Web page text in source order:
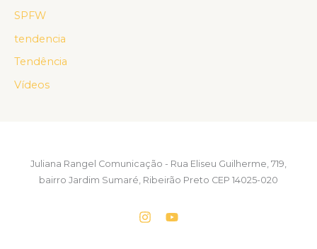
SPFW
tendencia
Tendência
Vídeos
Juliana Rangel Comunicação - Rua Eliseu Guilherme, 719,
bairro Jardim Sumaré, Ribeirão Preto CEP 14025-020